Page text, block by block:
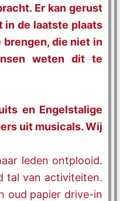
Er kan gerust
in de laatste plaats
die niet in
weten dit te
en Engelstalige
uit musicals. Wij
leden ontplooid.
tal van activiteiten.
oud papier drive-in